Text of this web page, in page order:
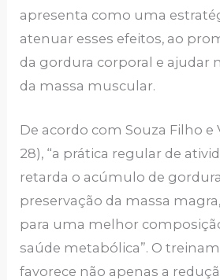
apresenta como uma
atenuar esses efeitos, ao
da gordura corporal e ajudar
da massa muscular.
De acordo com Souza Filho e
28), “a prática regular de
retarda o acúmulo de
preservação da massa
para uma melhor
saúde metabólica”. O
favorece não apenas a